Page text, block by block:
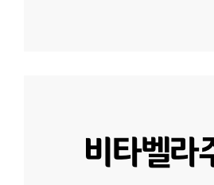
비타벨